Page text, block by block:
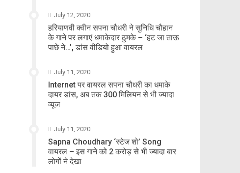
July 12, 2020
हरियाणवी क्वीन सपना चौधरी ने सुनिधि चौहान
के गाने पर लगाएं धमाकेदार ठुमके – ‘हट जा ताऊ
पाछे ने…’, डांस वीडियो हुआ वायरल
July 11, 2020
Internet पर वायरल सपना चौधरी का धमाके
दायर डांस, अब तक 300 मिलियन से भी ज्यादा
व्यूज
July 11, 2020
Sapna Choudhary ‘स्टेज शो’ Song
वायरल – इस गाने को 2 करोड़ से भी ज्यादा बार
लोगों ने देखा